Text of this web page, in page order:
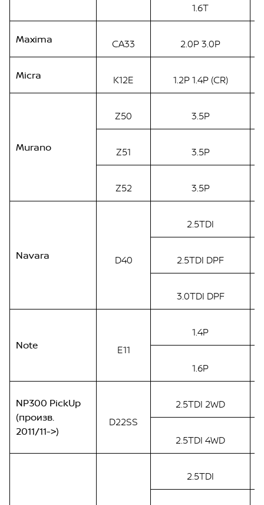
1.6T
Maxima CA33 2.0P 3.0P
Micra K12E 1.2P 1.4P (CR)
Murano
Z50 3.5P
Z51 3.5P
Z52 3.5P
Navara D40
2.5TDI
2.5TDI DPF
3.0TDI DPF
Note E11
1.4P
1.6P
NP300 PickUp
(произв.
2011/11->)
D22SS
2.5TDI 2WD
2.5TDI 4WD
2.5TDI